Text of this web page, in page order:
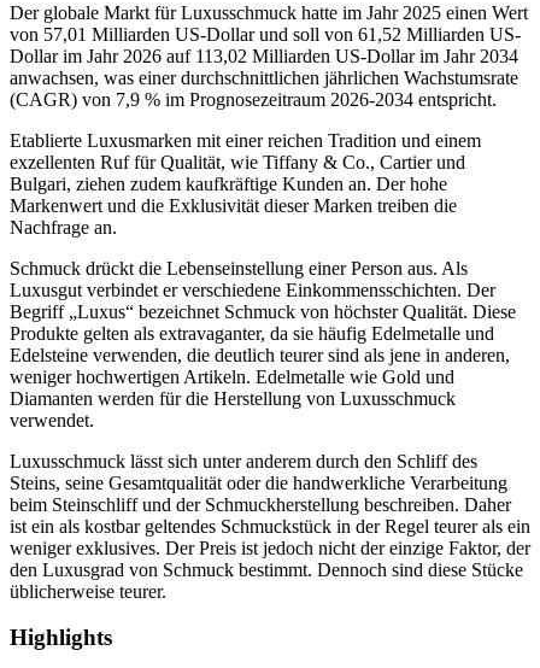
Der globale Markt für Luxusschmuck hatte im Jahr 2025 einen Wert
von 57,01 Milliarden US-Dollar und soll von 61,52 Milliarden US-
Dollar im Jahr 2026 auf 113,02 Milliarden US-Dollar im Jahr 2034
anwachsen, was einer durchschnittlichen jährlichen Wachstumsrate
(CAGR) von 7,9 % im Prognosezeitraum 2026-2034 entspricht.
Etablierte Luxusmarken mit einer reichen Tradition und einem
exzellenten Ruf für Qualität, wie Tiffany & Co., Cartier und
Bulgari, ziehen zudem kaufkräftige Kunden an. Der hohe
Markenwert und die Exklusivität dieser Marken treiben die
Nachfrage an.
Schmuck drückt die Lebenseinstellung einer Person aus. Als
Luxusgut verbindet er verschiedene Einkommensschichten. Der
Begriff „Luxus“ bezeichnet Schmuck von höchster Qualität. Diese
Produkte gelten als extravaganter, da sie häufig Edelmetalle und
Edelsteine ​​verwenden, die deutlich teurer sind als jene in anderen,
weniger hochwertigen Artikeln. Edelmetalle wie Gold und
Diamanten werden für die Herstellung von Luxusschmuck
verwendet.
Luxusschmuck lässt sich unter anderem durch den Schliff des
Steins, seine Gesamtqualität oder die handwerkliche Verarbeitung
beim Steinschliff und der Schmuckherstellung beschreiben. Daher
ist ein als kostbar geltendes Schmuckstück in der Regel teurer als ein
weniger exklusives. Der Preis ist jedoch nicht der einzige Faktor, der
den Luxusgrad von Schmuck bestimmt. Dennoch sind diese Stücke
üblicherweise teurer.
Highlights